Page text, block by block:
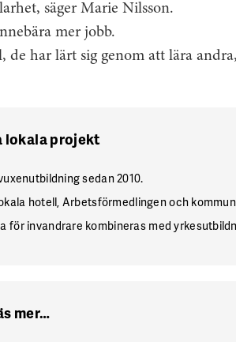
säger Marie Nilsson.
mer jobb.
de har lärt sig genom att lära
lokala projekt
sedan 2010.
hotell, Arbetsförmedlingen och
för invandrare kombineras med
mer…